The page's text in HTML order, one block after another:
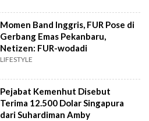
Momen Band Inggris, FUR Pose di
Gerbang Emas Pekanbaru,
Netizen: FUR-wodadi
LIFESTYLE
Pejabat Kemenhut Disebut
Terima 12.500 Dolar Singapura
dari Suhardiman Amby